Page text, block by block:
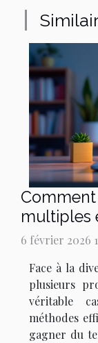
multiples
6 février 2026
Face à la
plusieurs
véritable
méthodes
gagner du